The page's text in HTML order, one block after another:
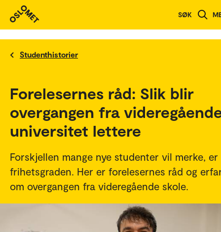
SØK
Studenthistorier
Forelesernes råd: Slik blir
overgangen fra
universitet lettere
Forskjellen mange nye studenter vil merke, er
frihetsgraden. Her er forelesernes råd og
om overgangen fra videregående skole.